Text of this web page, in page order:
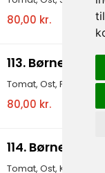
80,00 kr.
113. Børne
Tomat, Ost,
80,00 kr.
114. Børne Pizza
Tomat, Ost, Kebab,